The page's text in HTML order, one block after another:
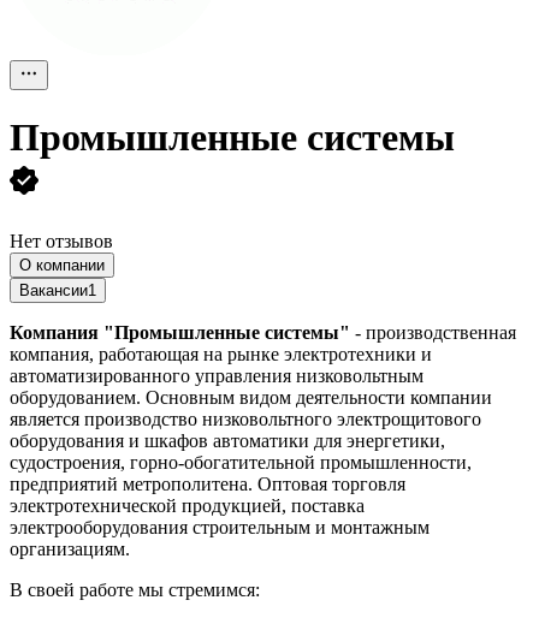
Промышленные системы
Нет отзывов
О компании
Вакансии1
Компания "Промышленные системы" - производственная
компания, работающая на рынке электротехники и
автоматизированного управления низковольтным
оборудованием. Основным видом деятельности компании
является производство низковольтного электрощитового
оборудования и шкафов автоматики для энергетики,
судостроения, горно-обогатительной промышленности,
предприятий метрополитена. Оптовая торговля
электротехнической продукцией, поставка
электрооборудования строительным и монтажным
организациям.
В своей работе мы стремимся: